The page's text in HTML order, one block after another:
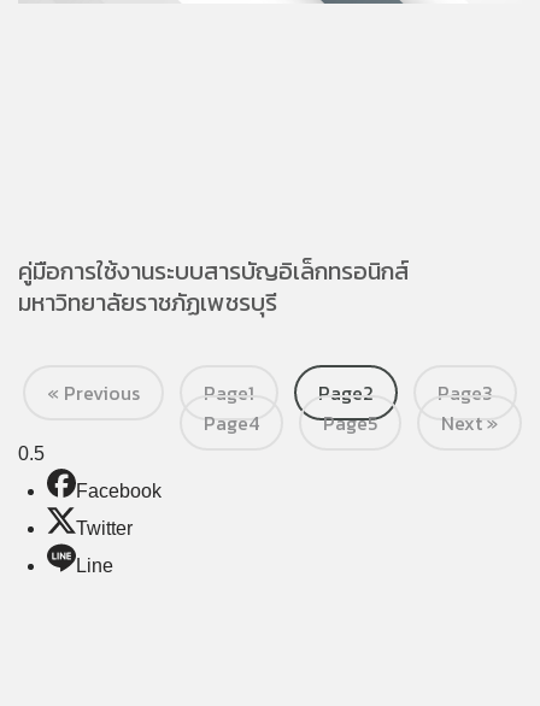
คู่มือการใช้งานระบบสารบัญอิเล็กทรอนิกส์
มหาวิทยาลัยราชภัฏเพชรบุรี
« Previous Page1 Page2 Page3
Page4 Page5 Next »
Facebook
Twitter
Line